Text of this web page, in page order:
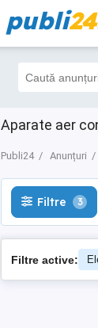
publi24
Aparate aer
Publi24 Anunțuri
Filtre 3
Filtre 3
Filtre active: